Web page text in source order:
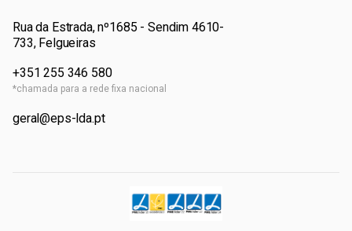
Rua da Estrada, nº1685 - Sendim 4610-
733, Felgueiras
+351 255 346 580
*chamada para a rede fixa nacional
geral@eps-lda.pt